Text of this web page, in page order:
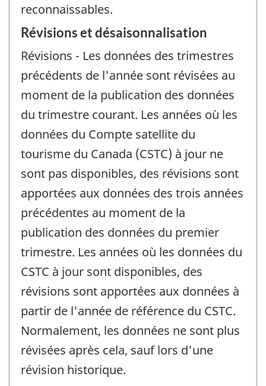
reconnaissables.
Révisions et désaisonnalisation
Révisions - Les données des trimestres
précédents de l'année sont révisées au
moment de la publication des données
du trimestre courant. Les années où les
données du Compte satellite du
tourisme du Canada (CSTC) à jour ne
sont pas disponibles, des révisions sont
apportées aux données des trois années
précédentes au moment de la
publication des données du premier
trimestre. Les années où les données du
CSTC à jour sont disponibles, des
révisions sont apportées aux données à
partir de l'année de référence du CSTC.
Normalement, les données ne sont plus
révisées après cela, sauf lors d'une
révision historique.